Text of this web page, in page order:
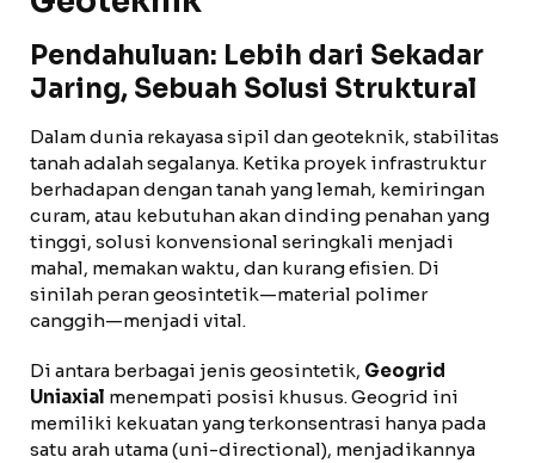
Pendahuluan: Lebih dari Sekadar
Jaring, Sebuah Solusi Struktural
Dalam dunia rekayasa sipil dan geoteknik, stabilitas
tanah adalah segalanya. Ketika proyek infrastruktur
berhadapan dengan tanah yang lemah, kemiringan
curam, atau kebutuhan akan dinding penahan yang
tinggi, solusi konvensional seringkali menjadi
mahal, memakan waktu, dan kurang efisien. Di
sinilah peran geosintetik—material polimer
canggih—menjadi vital.
Di antara berbagai jenis geosintetik, Geogrid
Uniaxial menempati posisi khusus. Geogrid ini
memiliki kekuatan yang terkonsentrasi hanya pada
satu arah utama (uni-directional), menjadikannya